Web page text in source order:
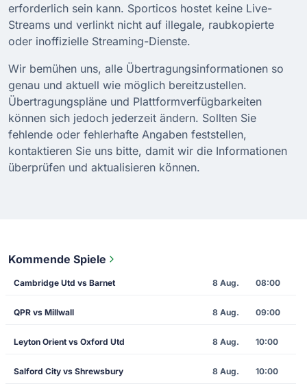
erforderlich sein kann. Sporticos hostet keine Live-
Streams und verlinkt nicht auf illegale, raubkopierte
oder inoffizielle Streaming-Dienste.
Wir bemühen uns, alle Übertragungsinformationen so
genau und aktuell wie möglich bereitzustellen.
Übertragungspläne und Plattformverfügbarkeiten
können sich jedoch jederzeit ändern. Sollten Sie
fehlende oder fehlerhafte Angaben feststellen,
kontaktieren Sie uns bitte, damit wir die Informationen
überprüfen und aktualisieren können.
Kommende Spiele
Cambridge Utd vs Barnet 8 Aug. 08:00
QPR vs Millwall 8 Aug. 09:00
Leyton Orient vs Oxford Utd 8 Aug. 10:00
Salford City vs Shrewsbury 8 Aug. 10:00